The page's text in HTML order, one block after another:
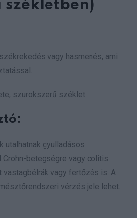
székletben)
vagy hasmenés, ami
szurokszerű széklet.
utalhatnak gyulladásos
Crohn-betegségre vagy colitis
vastagbélrák vagy fertőzés is. A
vérzés jele lehet.